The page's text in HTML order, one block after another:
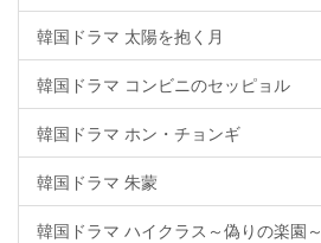
韓国ドラマ 太陽を抱く月
韓国ドラマ コンビニのセッピョル
韓国ドラマ ホン・チョンギ
韓国ドラマ 朱蒙
韓国ドラマ ハイクラス～偽りの楽園～